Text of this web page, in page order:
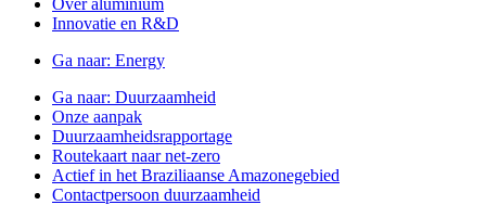
Over aluminium
Innovatie en R&D
Ga naar: Energy
Ga naar: Duurzaamheid
Onze aanpak
Duurzaamheidsrapportage
Routekaart naar net-zero
Actief in het Braziliaanse Amazonegebied
Contactpersoon duurzaamheid